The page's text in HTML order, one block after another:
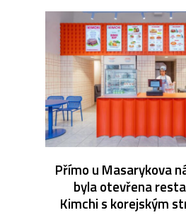
Přímo u Masarykova
byla otevřena
Kimchi s korejským